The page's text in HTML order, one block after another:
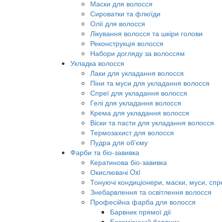
Маски для волосся
Сироватки та флюїди
Олії для волосся
Лікування волосся та шкіри голови
Реконструкція волосся
Набори догляду за волоссям
Укладка волосся
Лаки для укладання волосся
Піни та муси для укладання волосся
Спреї для укладання волосся
Гелі для укладання волосся
Крема для укладання волосся
Віски та пасти для укладання волосся
Термозахист для волосся
Пудра для об'єму
Фарби та біо-завивка
Кератинова біо-завивка
Окислювачі Oxi
Тонуючі кондиціонери, маски, муси,
Знебарвлення та освітлення волосся
Професійна фарба для волосся
Барвник прямої дії